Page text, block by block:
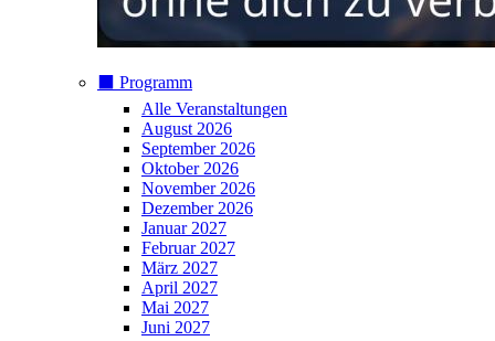
⬛️ Programm
Alle Veranstaltungen
August 2026
September 2026
Oktober 2026
November 2026
Dezember 2026
Januar 2027
Februar 2027
März 2027
April 2027
Mai 2027
Juni 2027